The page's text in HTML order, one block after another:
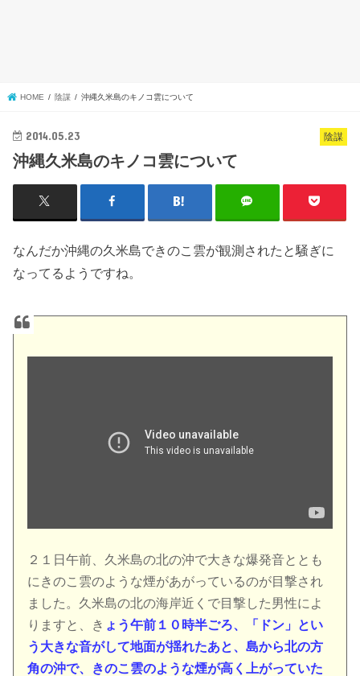
HOME 陰謀 沖縄久米島のキノコ雲について
陰謀
2014.05.23
沖縄久米島のキノコ雲について
なんだか沖縄の久米島できのこ雲が観測されたと騒ぎに
なってるようですね。
２１日午前、久米島の北の沖で大きな爆発音ととも
にきのこ雲のような煙があがっているのが目撃され
ました。久米島の北の海岸近くで目撃した男性によ
りますと、き ょう午前１０時半ごろ、「ドン」とい
う大きな音がして地面が揺れたあと、島から北の方
角の沖で、きのこ雲のような煙が高く上がっていた